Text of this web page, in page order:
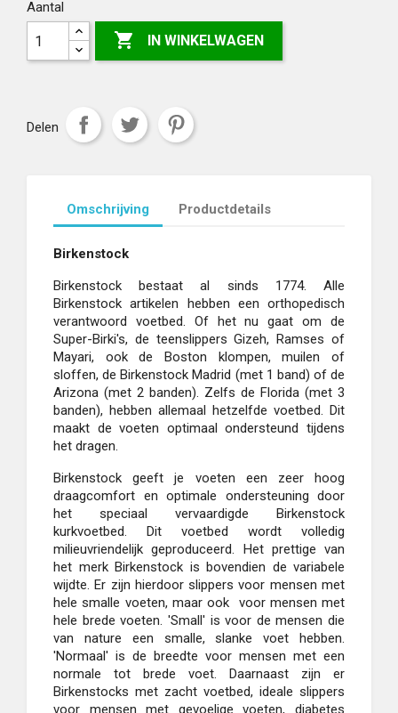
Aantal
 IN WINKELWAGEN
Delen
Omschrijving Productdetails
Birkenstock
Birkenstock bestaat al sinds 1774. Alle
Birkenstock artikelen hebben een orthopedisch
verantwoord voetbed. Of het nu gaat om de
Super-Birki's, de teenslippers Gizeh, Ramses of
Mayari, ook de Boston klompen, muilen of
sloffen, de Birkenstock Madrid (met 1 band) of de
Arizona (met 2 banden). Zelfs de Florida (met 3
banden), hebben allemaal hetzelfde voetbed. Dit
maakt de voeten optimaal ondersteund tijdens
het dragen.
Birkenstock geeft je voeten een zeer hoog
draagcomfort en optimale ondersteuning door
het speciaal vervaardigde Birkenstock
kurkvoetbed. Dit voetbed wordt volledig
milieuvriendelijk geproduceerd. Het prettige van
het merk Birkenstock is bovendien de variabele
wijdte. Er zijn hierdoor slippers voor mensen met
hele smalle voeten, maar ook voor mensen met
hele brede voeten. 'Small' is voor de mensen die
van nature een smalle, slanke voet hebben.
'Normaal' is de breedte voor mensen met een
normale tot brede voet. Daarnaast zijn er
Birkenstocks met zacht voetbed, ideale slippers
voor mensen met gevoelige voeten, diabetes